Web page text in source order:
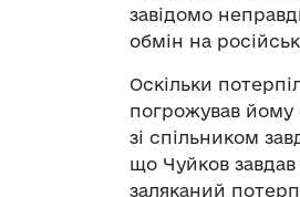
завідомо
обмін на
Оскільки
погрожував йому
зі спільником
що Чуйков
заляканий